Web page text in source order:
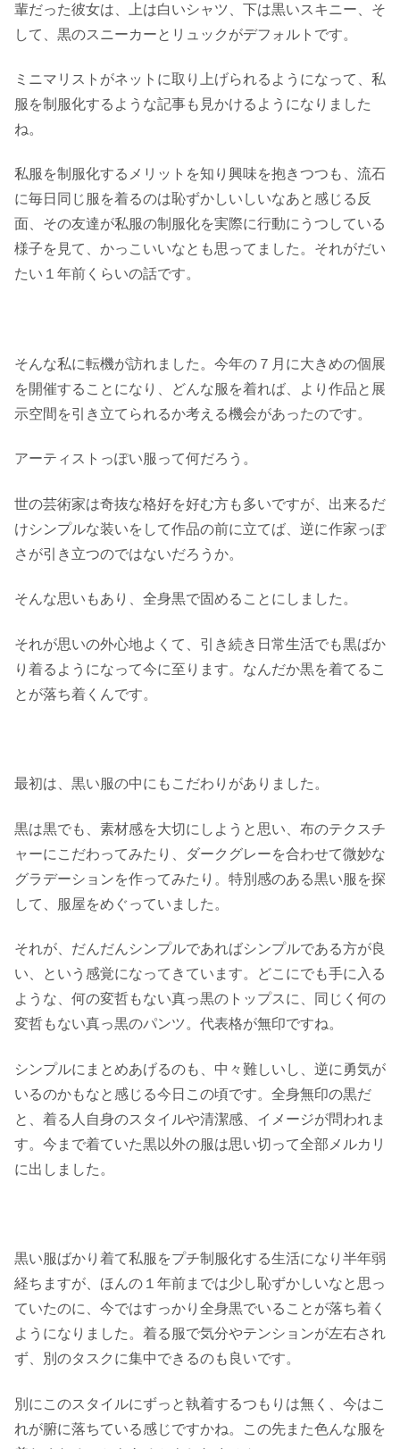
輩だった彼女は、上は白いシャツ、下は黒いスキニー、そ
して、黒のスニーカーとリュックがデフォルトです。
ミニマリストがネットに取り上げられるようになって、私
服を制服化するような記事も見かけるようになりました
ね。
私服を制服化するメリットを知り興味を抱きつつも、流石
に毎日同じ服を着るのは恥ずかしいしいなあと感じる反
面、その友達が私服の制服化を実際に行動にうつしている
様子を見て、かっこいいなとも思ってました。それがだい
たい１年前くらいの話です。
そんな私に転機が訪れました。今年の７月に大きめの個展
を開催することになり、どんな服を着れば、より作品と展
示空間を引き立てられるか考える機会があったのです。
アーティストっぽい服って何だろう。
世の芸術家は奇抜な格好を好む方も多いですが、出来るだ
けシンプルな装いをして作品の前に立てば、逆に作家っぽ
さが引き立つのではないだろうか。
そんな思いもあり、全身黒で固めることにしました。
それが思いの外心地よくて、引き続き日常生活でも黒ばか
り着るようになって今に至ります。なんだか黒を着てるこ
とが落ち着くんです。
最初は、黒い服の中にもこだわりがありました。
黒は黒でも、素材感を大切にしようと思い、布のテクスチ
ャーにこだわってみたり、ダークグレーを合わせて微妙な
グラデーションを作ってみたり。特別感のある黒い服を探
して、服屋をめぐっていました。
それが、だんだんシンプルであればシンプルである方が良
い、という感覚になってきています。どこにでも手に入る
ような、何の変哲もない真っ黒のトップスに、同じく何の
変哲もない真っ黒のパンツ。代表格が無印ですね。
シンプルにまとめあげるのも、中々難しいし、逆に勇気が
いるのかもなと感じる今日この頃です。全身無印の黒だ
と、着る人自身のスタイルや清潔感、イメージが問われま
す。今まで着ていた黒以外の服は思い切って全部メルカリ
に出しました。
黒い服ばかり着て私服をプチ制服化する生活になり半年弱
経ちますが、ほんの１年前までは少し恥ずかしいなと思っ
ていたのに、今ではすっかり全身黒でいることが落ち着く
ようになりました。着る服で気分やテンションが左右され
ず、別のタスクに集中できるのも良いです。
別にこのスタイルにずっと執着するつもりは無く、今はこ
れが腑に落ちている感じですかね。この先また色んな服を